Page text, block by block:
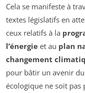
Cela se manifeste à
textes législatifs en
ceux relatifs à la
l’énergie et au plan
changement
pour bâtir un avenir
écologique ne soit